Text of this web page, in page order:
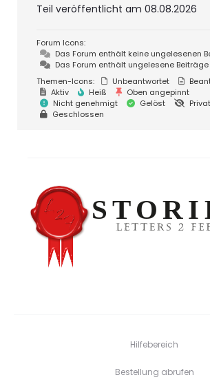
Teil veröffentlicht am 08.08.2026
Forum Icons:
Das Forum enthält keine ungelesenen
Das Forum enthält ungelesene Beiträge
Themen-Icons:
Unbeantwortet
Aktiv
Heiß
Oben angepinnt
Nicht genehmigt
Gelöst
Privat
Geschlossen
Hilfebereich
Bestellung abrufen